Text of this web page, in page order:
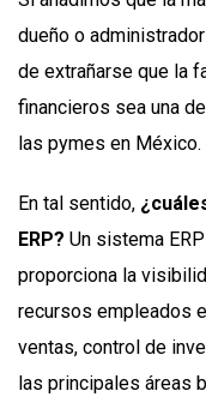
dueño o
de extrañarse que la
financieros sea una
las pymes en México.
En tal sentido,
ERP? Un sistema
proporciona la
recursos empleados
ventas, control de
las principales áreas